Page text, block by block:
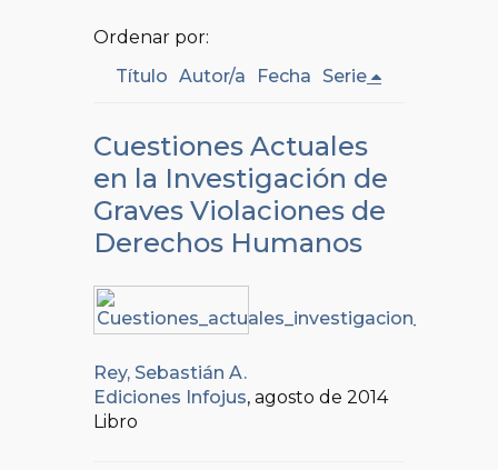
Ordenar por:
Título Autor/a Fecha Serie
Cuestiones Actuales
en la Investigación de
Graves Violaciones de
Derechos Humanos
Rey, Sebastián A.
Ediciones Infojus, agosto de 2014
Libro